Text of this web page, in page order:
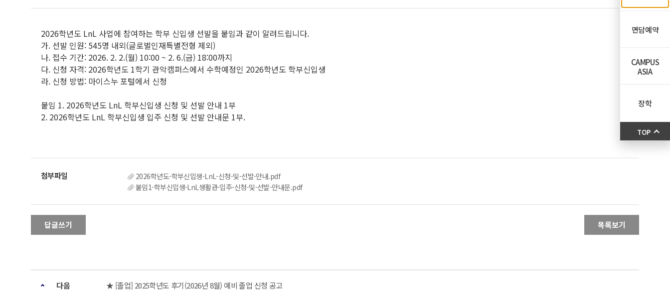
2026학년도 LnL 사업에 참여하는 학부 신입생 선발을 붙임과 같이 알려드립니다.
가. 선발 인원: 545명 내외(글로벌인재특별전형 제외)
나. 접수 기간: 2026. 2. 2.(월) 10:00 ~ 2. 6.(금) 18:00까지
다. 신청 자격: 2026학년도 1학기 관악캠퍼스에서 수학예정인 2026학년도 학부신입생
라. 신청 방법: 마이스누 포털에서 신청
붙임 1. 2026학년도 LnL 학부신입생 신청 및 선발 안내 1부
2. 2026학년도 LnL 학부신입생 입주 신청 및 선발 안내문 1부.
2026학년도-학부신입생-LnL-신청-및-선발-안내.pdf
붙임1-학부신입생-LnL생활관-입주-신청-및-선발-안내문.pdf
답글쓰기 목록보기
다음 ★ [졸업] 2025학년도 후기(2026년 8월) 예비 졸업 신청 공고
면담예약
CAMPUS
ASIA
장학
TOP